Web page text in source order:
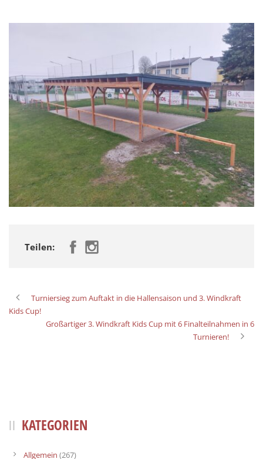
Teilen:
Turniersieg zum Auftakt in die Hallensaison und 3. Windkraft
Kids Cup!
Großartiger 3. Windkraft Kids Cup mit 6 Finalteilnahmen in 6
Turnieren!
KATEGORIEN
Allgemein (267)